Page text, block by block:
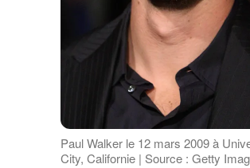
Paul Walker le 12 mars 2009 à
City, Californie | Source : Getty